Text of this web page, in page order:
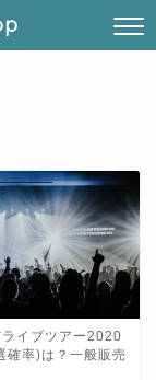
イブツアー2020
確率)は？一般販売